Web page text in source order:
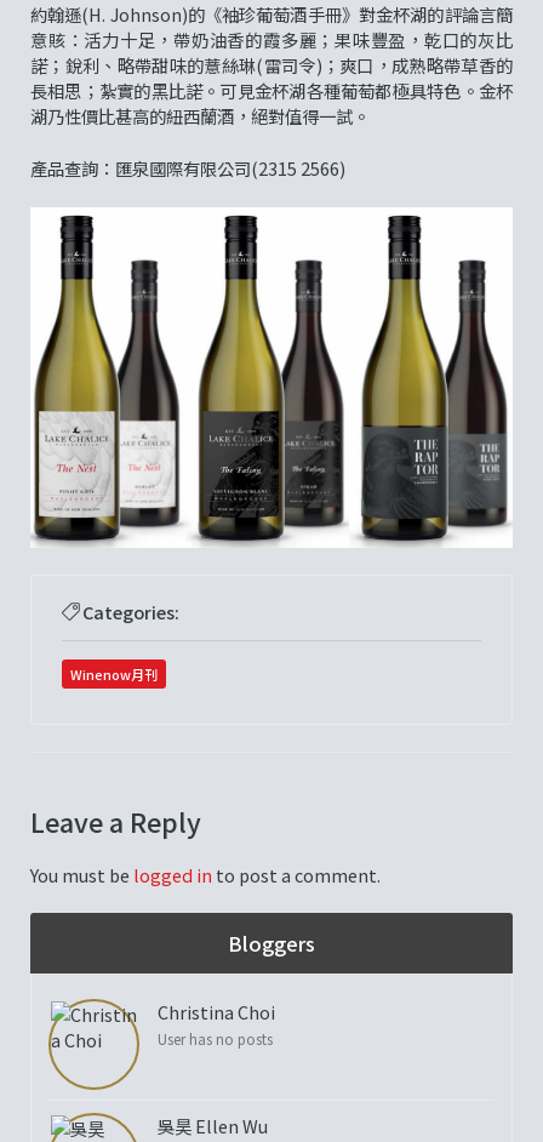
約翰遜(H. Johnson)的《袖珍葡萄酒手冊》對金杯湖的評論言簡
意賅：活力十足，帶奶油香的霞多麗；果味豐盈，乾口的灰比
諾；銳利、略帶甜味的薏絲琳(雷司令)；爽口，成熟略帶草香的
長相思；紮實的黑比諾。可見金杯湖各種葡萄都極具特色。金杯
湖乃性價比甚高的紐西蘭酒，絕對值得一試。
產品查詢：匯泉國際有限公司(2315 2566)
Categories:
Winenow月刊
Leave a Reply
You must be logged in to post a comment.
Bloggers
Christina Choi
User has no posts
吳昊 Ellen Wu